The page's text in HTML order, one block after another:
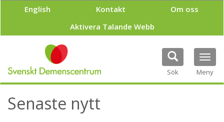
p
l
English Kontakt
Om oss
Aktivera Talande Webb
Sök Meny
Senaste nytt